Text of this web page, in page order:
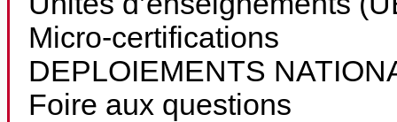
Micro-certifications
DEPLOIEMENTS
Foire aux questions